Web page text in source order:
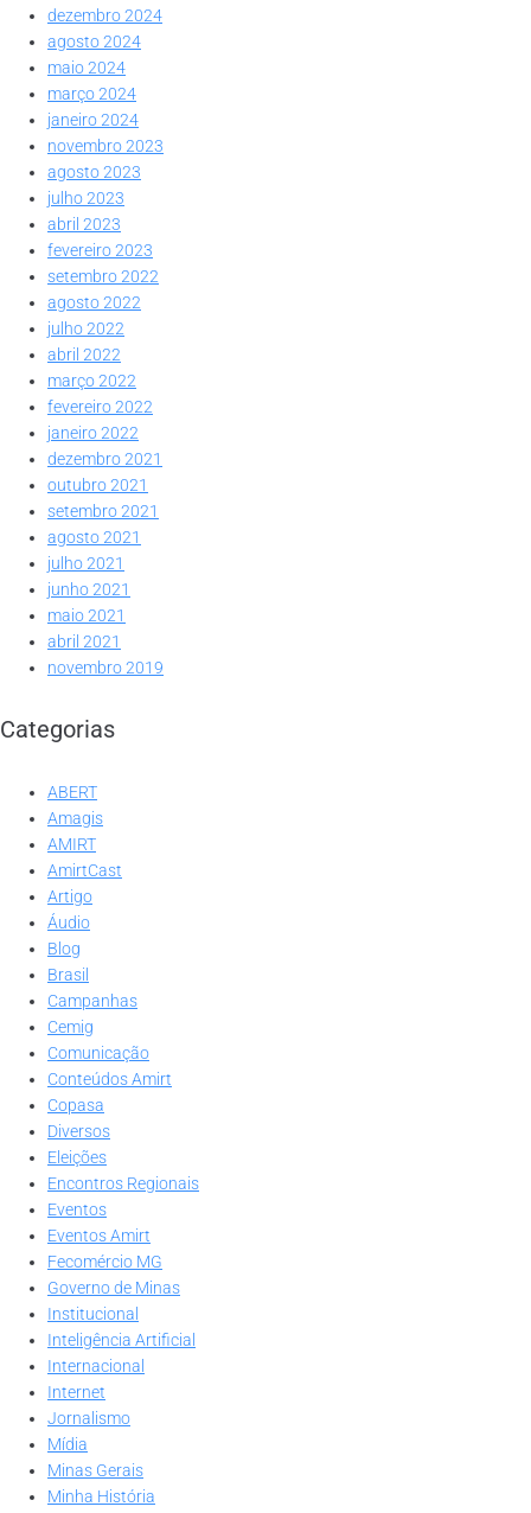
dezembro 2024
agosto 2024
maio 2024
março 2024
janeiro 2024
novembro 2023
agosto 2023
julho 2023
abril 2023
fevereiro 2023
setembro 2022
agosto 2022
julho 2022
abril 2022
março 2022
fevereiro 2022
janeiro 2022
dezembro 2021
outubro 2021
setembro 2021
agosto 2021
julho 2021
junho 2021
maio 2021
abril 2021
novembro 2019
Categorias
ABERT
Amagis
AMIRT
AmirtCast
Artigo
Áudio
Blog
Brasil
Campanhas
Cemig
Comunicação
Conteúdos Amirt
Copasa
Diversos
Eleições
Encontros Regionais
Eventos
Eventos Amirt
Fecomércio MG
Governo de Minas
Institucional
Inteligência Artificial
Internacional
Internet
Jornalismo
Mídia
Minas Gerais
Minha História